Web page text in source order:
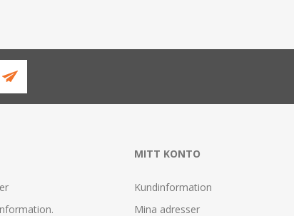
MITT KONTO
Kundinformation
Mina adresser